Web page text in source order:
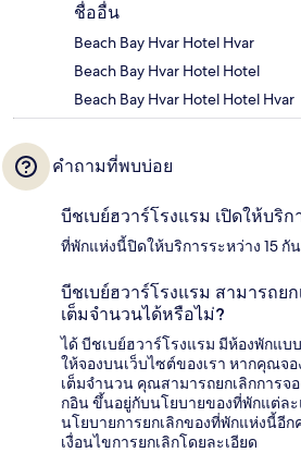
ชื่ออื่น
Beach Bay Hvar Hotel Hvar
Beach Bay Hvar Hotel Hotel
Beach Bay Hvar Hotel Hotel Hvar
คำถามที่พบบ่อย
บีชเบย์ฮวาร์โรงแรม เปิดให้บริ
ที่พักแห่งนี้ปิดให้บริการระหว่าง 15 กั
บีชเบย์ฮวาร์โรงแรม สามารถย
เต็มจำนวนได้หรือไม่?
ได้ บีชเบย์ฮวาร์โรงแรม มีห้องพักแ
ให้จองบนเว็บไซต์ของเรา หากคุณจ
เต็มจำนวน คุณสามารถยกเลิกการจ
กอิน ขึ้นอยู่กับนโยบายของที่พักแต่ล
นโยบายการยกเลิกของที่พักแห่งนี้อี
เงื่อนไขการยกเลิกโดยละเอียด